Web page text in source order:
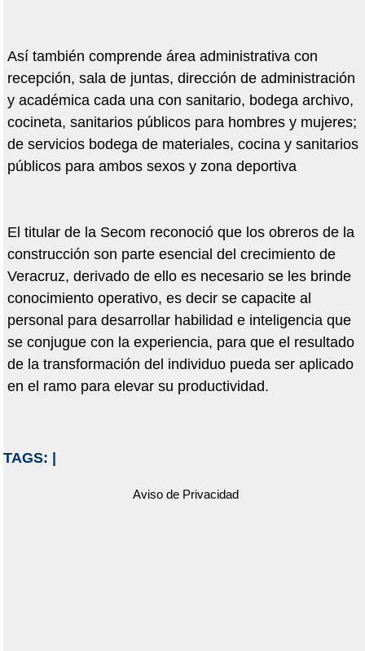
Así también comprende área administrativa con
recepción, sala de juntas, dirección de administración
y académica cada una con sanitario, bodega archivo,
cocineta, sanitarios públicos para hombres y mujeres;
de servicios bodega de materiales, cocina y sanitarios
públicos para ambos sexos y zona deportiva
El titular de la Secom reconoció que los obreros de la
construcción son parte esencial del crecimiento de
Veracruz, derivado de ello es necesario se les brinde
conocimiento operativo, es decir se capacite al
personal para desarrollar habilidad e inteligencia que
se conjugue con la experiencia, para que el resultado
de la transformación del individuo pueda ser aplicado
en el ramo para elevar su productividad.
TAGS:
Aviso de Privacidad